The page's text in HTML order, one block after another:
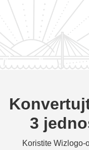
3
Koristite Wizlogo-